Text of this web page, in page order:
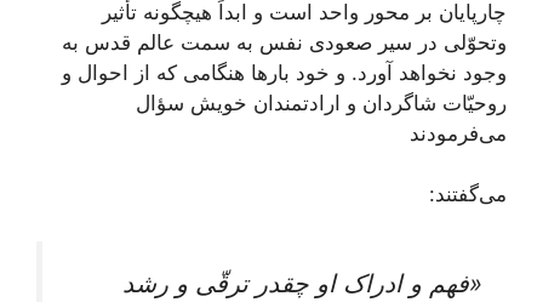
چارپايان بر محور واحد است و ابداً هيچ‏گونه تأثير
وتحوّلى در سير صعودى نفس به سمت عالم قدس به
وجود نخواهد آورد. و خود بارها هنگامى كه از احوال و
روحيّات شاگردان و ارادتمندان خويش سؤال
می‌فرمودند
می‌گفتند:
«فهم و ادراک او چقدر ترقّى و رشد